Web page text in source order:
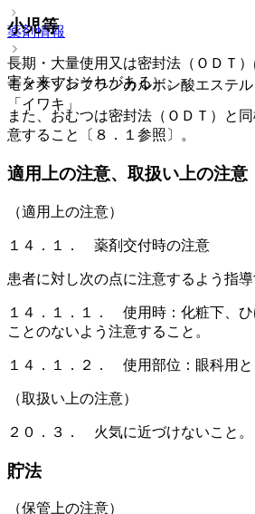
薬剤情報
モメタゾンフランカルボン酸エステ
「イワキ」
小児等
長期・大量使用又は密封法（ＯＤＴ
害を来すおそれがある）。
また、おむつは密封法（ＯＤＴ）と
意すること〔８．１参照〕。
適用上の注意、取扱い上の注意
（適用上の注意）
１４．１． 薬剤交付時の注意
患者に対し次の点に注意するよう指導
１４．１．１． 使用時：化粧下、
ことのないよう注意すること。
１４．１．２． 使用部位：眼科用と
（取扱い上の注意）
２０．３． 火気に近づけないこと。
貯法
（保管上の注意）